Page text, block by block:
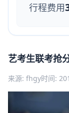
行程费用
艺考生联考抢
来源: fhgy时间: